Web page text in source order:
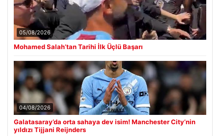
05/08/2026
Mohamed Salah’tan Tarihi İlk Üçlü Başarı
04/08/2026
Galatasaray’da orta sahaya dev isim! Manchester City’nin
yıldızı Tijjani Reijnders